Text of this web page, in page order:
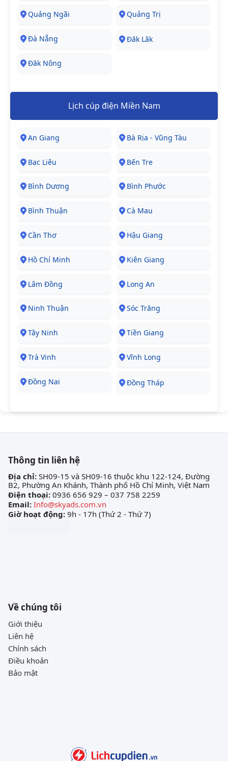
Quảng Ngãi Quảng Trị
Đà Nẵng Đăk Lăk
Đăk Nông
Lịch cúp điện Miền Nam
An Giang Bà Rịa - Vũng Tàu
Bạc Liêu Bến Tre
Bình Dương Bình Phước
Bình Thuận Cà Mau
Cần Thơ Hậu Giang
Hồ Chí Minh Kiên Giang
Lâm Đồng Long An
Ninh Thuận Sóc Trăng
Tây Ninh Tiền Giang
Trà Vinh Vĩnh Long
Đồng Nai Đồng Tháp
Thông tin liên hệ
Địa chỉ: SH09-15 và SH09-16 thuộc khu 122-124, Đường
B2, Phường An Khánh, Thành phố Hồ Chí Minh, Việt Nam
Điện thoại: 0936 656 929 – 037 758 2259
Email: Info@skyads.com.vn
Giờ hoạt động: 9h - 17h (Thứ 2 - Thứ 7)
Về chúng tôi
Giới thiệu
Liên hệ
Chính sách
Điều khoản
Bảo mật